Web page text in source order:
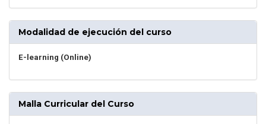
Modalidad de ejecución del curso
E-learning (Online)
Malla Curricular del Curso